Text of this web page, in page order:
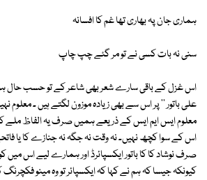
ہماری جان پہ بھاری تھا غم کا افسانہ
سنی نہ بات کسی نے تو مر گئے چپ چاپ
اس غزل کے باقی سارے شعر بھی شاعر کے تو حسب حال
علی باتور '' پر اس سے بھی زیادہ موزون لگتے ہیں ۔ معلوم
معلوم ایس ایم ایس کے ذریعے ہمیں صرف یہ الفاظ ملے کہ
اس کے سوا کچھ نہیں۔ نہ وقت نہ جگہ نہ جنازے کا یا
صرف نوشاد کا کا باتور ایکسپائرڈ اور ہمارے لیے اس میں
کیونکہ جیسا کہ ہم نے کہا کہ ایکسپائر تو وہ مینو